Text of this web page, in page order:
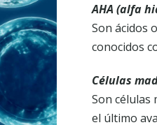
AHA (alfa
Son ácidos
conocidos
Células
Son células
el último